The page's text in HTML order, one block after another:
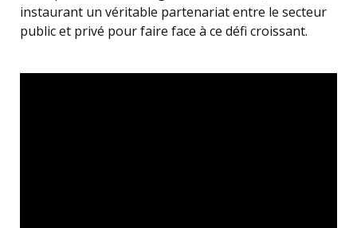
instaurant un véritable partenariat entre le secteur
public et privé pour faire face à ce défi croissant.